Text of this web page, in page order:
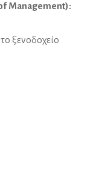
Management):
ξενοδοχείο